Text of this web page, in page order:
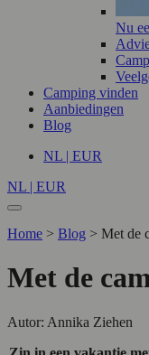
Nu
Camping vinden
Aanbiedingen
Blog
NL | EUR
NL | EUR
Home > Blog > Met de
Met de
Autor: Annika Ziehen